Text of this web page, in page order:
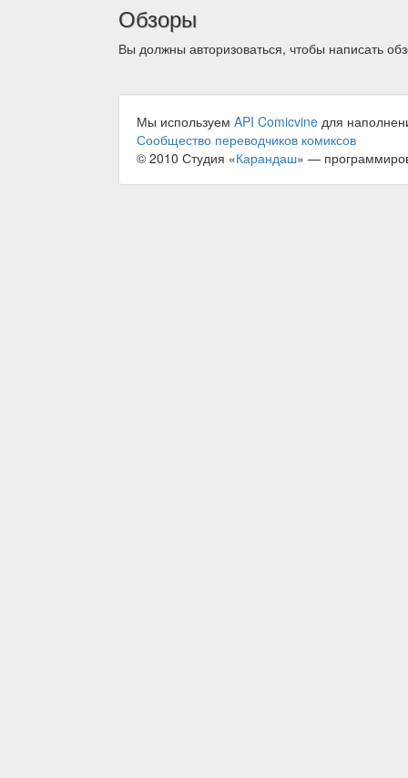
Обзоры
Вы должны авторизоваться, чтобы написать
Мы используем API Comicvine для
Сообщество переводчиков комиксов
© 2010 Студия «Карандаш» —